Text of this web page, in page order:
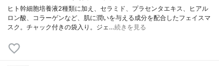
ヒト幹細胞培養液2種類に加え、セラミド、プラセンタエキス、ヒアル
ロン酸、コラーゲンなど、肌に潤いを与える成分を配合したフェイスマ
スク。チャック付きの袋入り。ジェ…続きを見る